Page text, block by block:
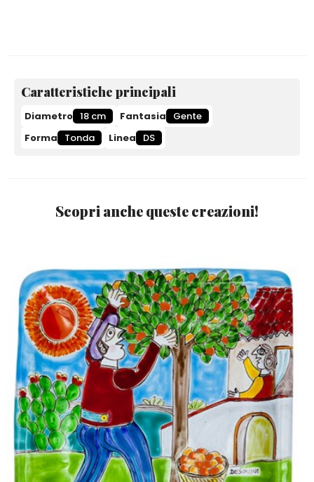
Caratteristiche principali
Diametro 18 cm Fantasia
Gente
Forma
Tonda Linea DS
Scopri anche queste creazioni!